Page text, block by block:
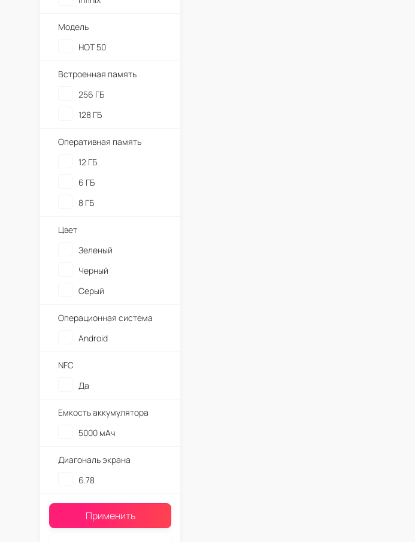
Модель
HOT 50
Встроенная память
256 ГБ
128 ГБ
Оперативная память
12 ГБ
6 ГБ
8 ГБ
Цвет
Зеленый
Черный
Серый
Операционная система
Android
NFC
Да
Емкость аккумулятора
5000 мАч
Диагональ экрана
6.78
Применить